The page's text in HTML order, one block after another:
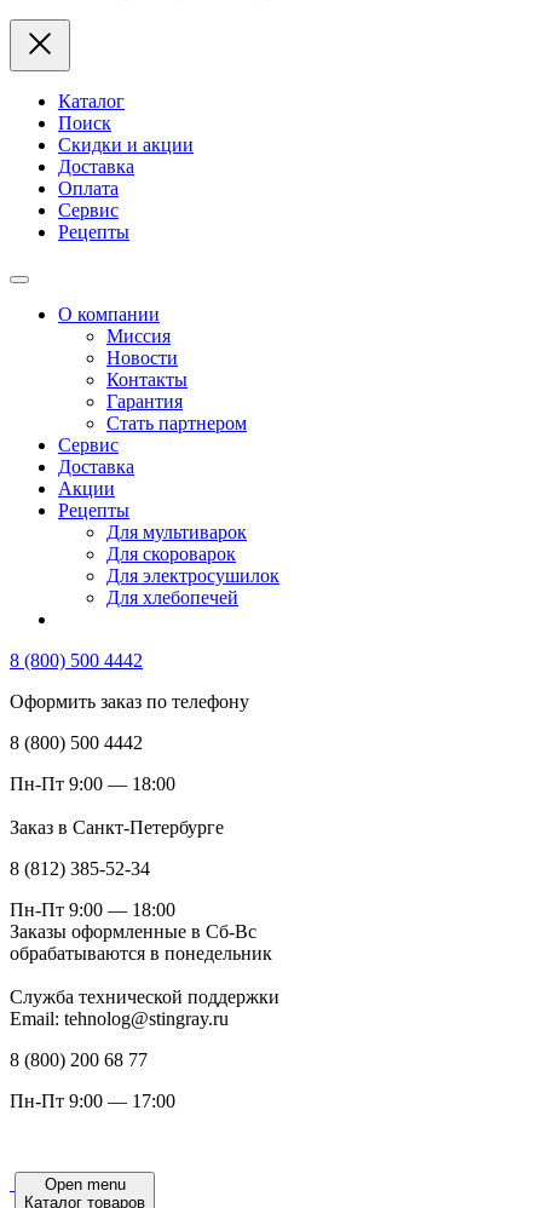
Каталог
Поиск
Скидки и акции
Доставка
Оплата
Сервис
Рецепты
О компании
Миссия
Новости
Контакты
Гарантия
Стать партнером
Сервис
Доставка
Акции
Рецепты
Для мультиварок
Для скороварок
Для электросушилок
Для хлебопечей
8 (800) 500 4442
Оформить заказ по телефону
8 (800) 500 4442
Пн-Пт 9:00 — 18:00
Заказ в Санкт-Петербурге
8 (812) 385-52-34
Пн-Пт 9:00 — 18:00
Заказы оформленные в Сб-Вс
обрабатываются в понедельник
Служба технической поддержки
Email: tehnolog@stingray.ru
8 (800) 200 68 77
Пн-Пт 9:00 — 17:00
Open menu
Каталог товаров